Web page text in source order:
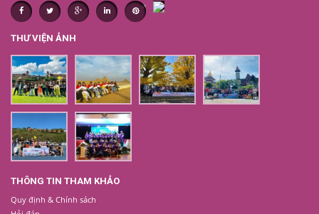
THƯ VIỆN ẢNH
THÔNG TIN THAM KHẢO
Quy định & Chính sách